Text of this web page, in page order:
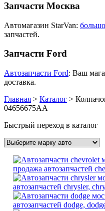
Запчасти Москва
Автомагазин StarVan:
запчастей.
Запчасти Ford
Автозапчасти Ford: Ваш
доставка.
Главная > Каталог >
04656675AA
Быстрый переход в каталог